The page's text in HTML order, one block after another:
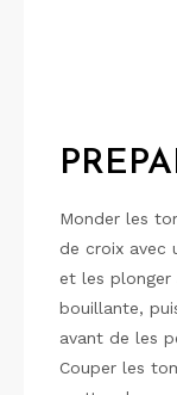
Monder les
de croix avec
et les plonger
bouillante,
avant de les
Couper les